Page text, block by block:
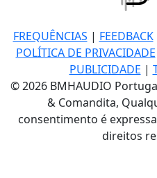
FREQUÊNCIAS | FEEDBACK
POLÍTICA DE PRIVACIDADE
PUBLICIDADE |
© 2026 BMHAUDIO
& Comandita,
consentimento é
direitos